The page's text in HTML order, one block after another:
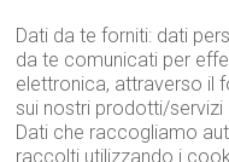
Dati da te forniti: dati
da te comunicati per
elettronica, attraverso il
sui nostri prodotti/servizi
Dati che raccogliamo
raccolti utilizzando i